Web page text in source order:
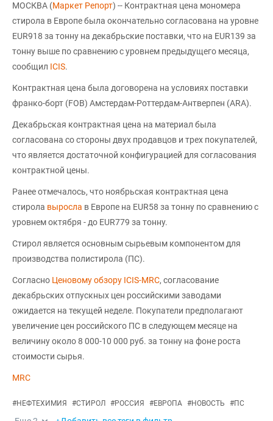
МОСКВА (Маркет Репорт) -- Контрактная цена мономера
стирола в Европе была окончательно согласована на уровне
EUR918 за тонну на декабрьские поставки, что на EUR139 за
тонну выше по сравнению с уровнем предыдущего месяца,
сообщил ICIS.
Контрактная цена была договорена на условиях поставки
франко-борт (FOB) Амстердам-Роттердам-Антверпен (АRА).
Декабрьская контрактная цена на материал была
согласована со стороны двух продавцов и трех покупателей,
что является достаточной конфигурацией для согласования
контрактной цены.
Ранее отмечалось, что ноябрьская контрактная цена
стирола выросла в Европе на EUR58 за тонну по сравнению с
уровнем октября - до EUR779 за тонну.
Стирол является основным сырьевым компонентом для
производства полистирола (ПС).
Согласно Ценовому обзору ICIS-MRC, согласование
декабрьских отпускных цен российскими заводами
ожидается на текущей неделе. Покупатели предполагают
увеличение цен российского ПС в следующем месяце на
величину около 8 000-10 000 руб. за тонну на фоне роста
стоимости сырья.
MRC
#НЕФТЕХИМИЯ #СТИРОЛ #РОССИЯ #ЕВРОПА #НОВОСТЬ #ПС